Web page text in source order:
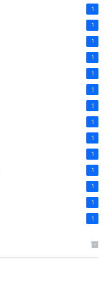
1
1
1
1
1
1
1
1
1
1
1
1
1
1